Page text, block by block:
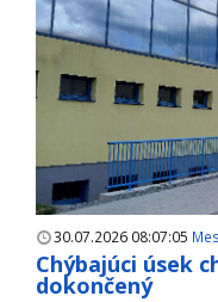
30.07.2026 08:07:05
Chýbajúci úsek
dokončený